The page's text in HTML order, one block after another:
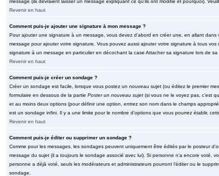
message (ils devraient laisser un message expliquant ce qu'ils ont modifié et pourquoi).
Revenir en haut
Comment puis-je ajouter une signature à mon message ?
Pour ajouter une signature à un message, vous devez d'abord en créer une, en allant
message pour ajouter votre signature. Vous pouvez aussi ajouter votre signature à tous
signature à un message en particulier en décochant la case Attacher sa signature lors de sa
Revenir en haut
Comment puis-je créer un sondage ?
Créer un sondage est facile, lorsque vous postez un nouveau sujet (ou éditez le premier
formulaire en dessous de la partie Poster un nouveau sujet(si vous ne le voyez pas, c'est
et au moins deux options (pour définir une option, entrez son nom dans le champs
est un sondage infini. Il y a une limite pour le nombre d'options que vous pourrez établir,
Revenir en haut
Comment puis-je éditer ou supprimer un sondage ?
Comme pour les messages, les sondages peuvent uniquement être édités par le posteur
message du sujet (il a toujours le sondage associé avec lui). Si personne n'a encore voté,
personne a déjà voté, seuls les modérateurs et administrateurs pourront l'éditer ou le
sondage.